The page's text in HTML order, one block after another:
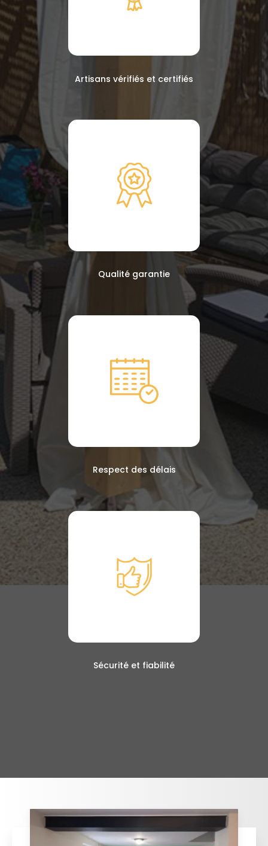
Artisans vérifiés et certifiés
Qualité garantie
Respect des délais
Sécurité et fiabilité